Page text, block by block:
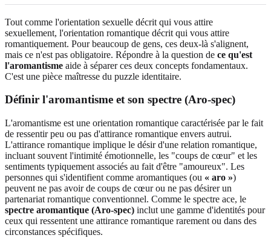
Tout comme l'orientation sexuelle décrit qui vous attire
sexuellement, l'orientation romantique décrit qui vous attire
romantiquement. Pour beaucoup de gens, ces deux-là s'alignent,
mais ce n'est pas obligatoire. Répondre à la question de ce qu'est
l'aromantisme aide à séparer ces deux concepts fondamentaux.
C'est une pièce maîtresse du puzzle identitaire.
Définir l'aromantisme et son spectre (Aro-spec)
L'aromantisme est une orientation romantique caractérisée par le fait
de ressentir peu ou pas d'attirance romantique envers autrui.
L'attirance romantique implique le désir d'une relation romantique,
incluant souvent l'intimité émotionnelle, les "coups de cœur" et les
sentiments typiquement associés au fait d'être "amoureux". Les
personnes qui s'identifient comme aromantiques (ou « aro »)
peuvent ne pas avoir de coups de cœur ou ne pas désirer un
partenariat romantique conventionnel. Comme le spectre ace, le
spectre aromantique (Aro-spec) inclut une gamme d'identités pour
ceux qui ressentent une attirance romantique rarement ou dans des
circonstances spécifiques.